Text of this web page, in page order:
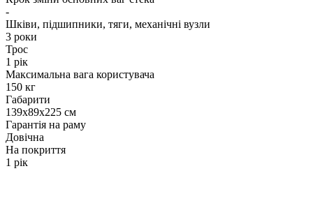
-
Шківи, підшипники, тяги, механічні вузли
3 роки
Трос
1 рік
Максимальна вага користувача
150 кг
Габарити
139x89x225 см
Гарантія на раму
Довічна
На покриття
1 рік